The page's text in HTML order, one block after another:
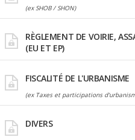
(ex SHOB / SHON)
RÈGLEMENT DE VOIRIE,
(EU ET EP)
FISCALITÉ DE L'URBANISME
(ex Taxes et participations
DIVERS